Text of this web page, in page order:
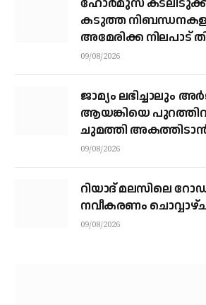
ഹോര്‍മുസ്
കടുത്ത
അമേരിക്ക നിലപാട്
വരെ തുറക്കില്ലെന്ന്
09/08/2026
ജാമ്യം ലഭിച്ചാലും
ആയങ്കിയെ
ചുമത്തി അകത്തിടാന്‍
09/08/2026
റിയാദ് മലസിലെ
നവീകരണം
09/08/2026